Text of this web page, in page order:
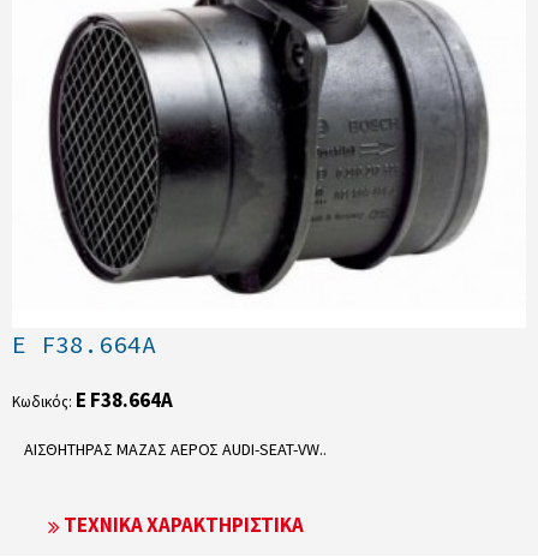
E F38.664A
Κωδικός: E F38.664A
ΑΙΣΘΗΤΗΡΑΣ ΜΑΖΑΣ ΑΕΡΟΣ AUDI-SEAT-VW..
ΤΕΧΝΙΚΆ ΧΑΡΑΚΤΗΡΙΣΤΙΚΆ